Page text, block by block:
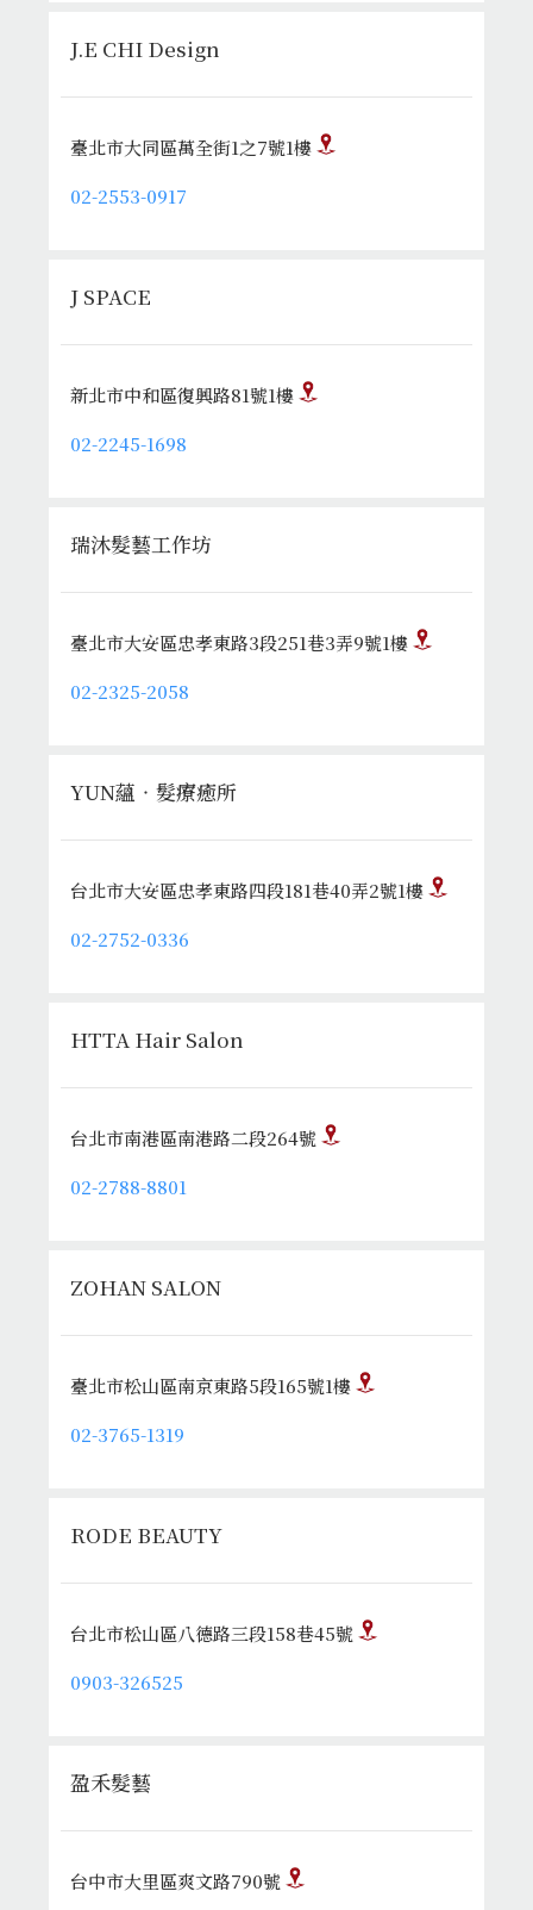
J.E CHI Design
臺北市大同區萬全街1之7號1樓
02-2553-0917
J SPACE
新北市中和區復興路81號1樓
02-2245-1698
瑞沐髮藝工作坊
臺北市大安區忠孝東路3段251巷3弄9號1樓
02-2325-2058
YUN蘊‧髮療癒所
台北市大安區忠孝東路四段181巷40弄2號1樓
02-2752-0336
HTTA Hair Salon
台北市南港區南港路二段264號
02-2788-8801
ZOHAN SALON
臺北市松山區南京東路5段165號1樓
02-3765-1319
RODE BEAUTY
台北市松山區八德路三段158巷45號
0903-326525
盈禾髮藝
台中市大里區爽文路790號